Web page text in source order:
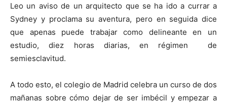
Leo un aviso de un arquitecto que se ha ido a currar a
Sydney y proclama su aventura, pero en seguida dice
que apenas puede trabajar como delineante en un
estudio, diez horas diarias, en régimen de
semiesclavitud.
A todo esto, el colegio de Madrid celebra un curso de dos
mañanas sobre cómo dejar de ser imbécil y empezar a